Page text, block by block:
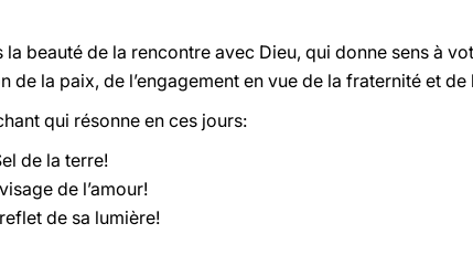
la beauté de la rencontre avec Dieu, qui donne sens à
de la paix, de l’engagement en vue de la fraternité et de
qui résonne en ces jours:
de la terre!
de l’amour!
de sa lumière!